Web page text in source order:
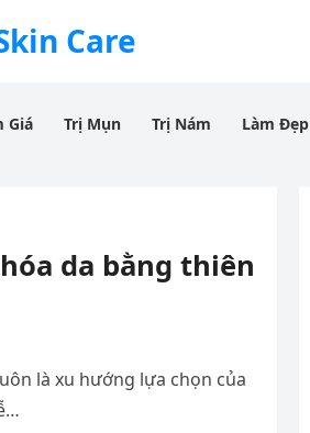
Care
Giá Trị Mụn Trị Nám Làm Đẹp
da bằng thiên
là xu hướng lựa chọn của